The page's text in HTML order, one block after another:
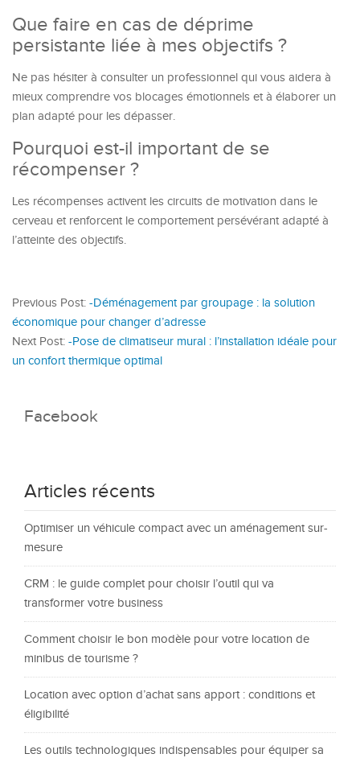
Que faire en cas de déprime
persistante liée à mes objectifs ?
Ne pas hésiter à consulter un professionnel qui vous aidera à
mieux comprendre vos blocages émotionnels et à élaborer un
plan adapté pour les dépasser.
Pourquoi est-il important de se
récompenser ?
Les récompenses activent les circuits de motivation dans le
cerveau et renforcent le comportement persévérant adapté à
l’atteinte des objectifs.
Previous Post: -Déménagement par groupage : la solution
économique pour changer d’adresse
Next Post: -Pose de climatiseur mural : l’installation idéale pour
un confort thermique optimal
Facebook
Articles récents
Optimiser un véhicule compact avec un aménagement sur-
mesure
CRM : le guide complet pour choisir l’outil qui va
transformer votre business
Comment choisir le bon modèle pour votre location de
minibus de tourisme ?
Location avec option d’achat sans apport : conditions et
éligibilité
Les outils technologiques indispensables pour équiper sa